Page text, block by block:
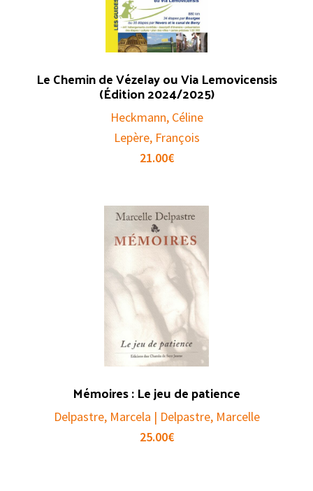
Le Chemin de Vézelay ou Via Lemovicensis
(Édition 2024/2025)
Heckmann, Céline
Lepère, François
21.00€
Mémoires : Le jeu de patience
Delpastre, Marcela | Delpastre, Marcelle
25.00€